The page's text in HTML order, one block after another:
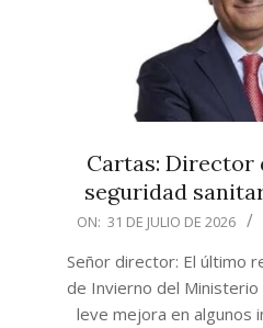
Cartas: Director
seguridad
2026-
31
ON: 31 DE JULIO DE 2026
Señor director: El último
de Invierno del Ministerio
leve mejora en algunos